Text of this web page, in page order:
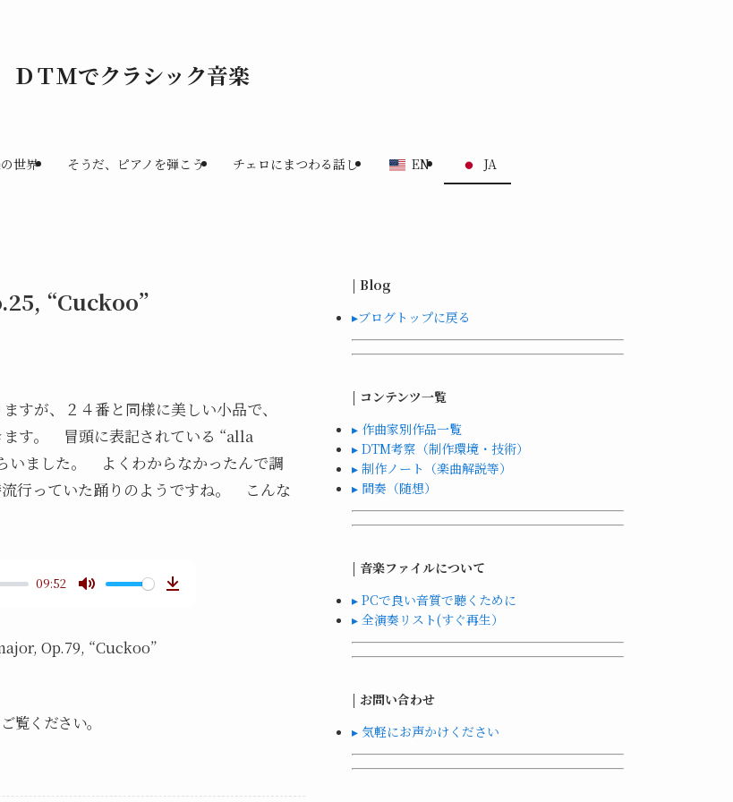
ＤＴＭでクラシック音楽
世界 そうだ、ピアノを弾こう チェロにまつわる話し EN JA
“Cuckoo”
が、２４番と同様に美しい小品で、
ます。 冒頭に表記されている “alla
いました。 よくわからなかったんで調
行っていた踊りのようですね。 こんな
09:52
Op.79, “Cuckoo”
覧ください。
| Blog
▸ブログトップに戻る
| コンテンツ一覧
▸ 作曲家別作品一覧
▸ DTM考察（制作環境・技術）
▸ 制作ノート（楽曲解説等）
▸ 間奏（随想）
| 音楽ファイルについて
▸ PCで良い音質で聴くために
▸ 全演奏リスト(すぐ再生）
| お問い合わせ
▸ 気軽にお声かけください